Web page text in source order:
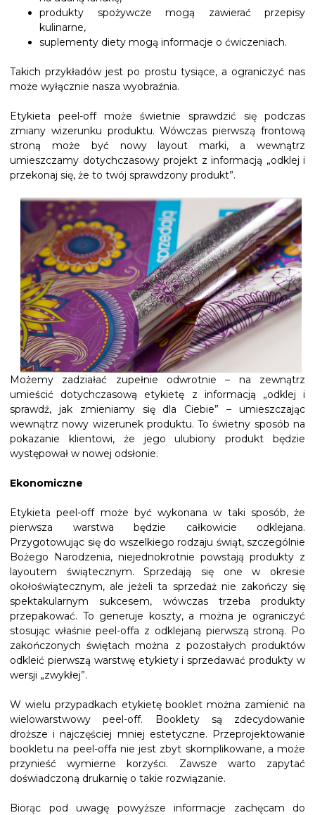
produkty spożywcze mogą zawierać przepisy
kulinarne,
suplementy diety mogą informacje o ćwiczeniach.
Takich przykładów jest po prostu tysiące, a ograniczyć nas
może wyłącznie nasza wyobraźnia.
Etykieta peel-off może świetnie sprawdzić się podczas
zmiany wizerunku produktu. Wówczas pierwszą frontową
stroną może być nowy layout marki, a wewnątrz
umieszczamy dotychczasowy projekt z informacją „odklej i
przekonaj się, że to twój sprawdzony produkt”.
Możemy zadziałać zupełnie odwrotnie – na zewnątrz
umieścić dotychczasową etykietę z informacją „odklej i
sprawdź, jak zmieniamy się dla Ciebie” – umieszczając
wewnątrz nowy wizerunek produktu. To świetny sposób na
pokazanie klientowi, że jego ulubiony produkt będzie
występował w nowej odsłonie.
Ekonomiczne
Etykieta peel-off może być wykonana w taki sposób, że
pierwsza warstwa będzie całkowicie odklejana.
Przygotowując się do wszelkiego rodzaju świąt, szczególnie
Bożego Narodzenia, niejednokrotnie powstają produkty z
layoutem świątecznym. Sprzedają się one w okresie
okołoświątecznym, ale jeżeli ta sprzedaż nie zakończy się
spektakularnym sukcesem, wówczas trzeba produkty
przepakować. To generuje koszty, a można je ograniczyć
stosując właśnie peel-offa z odklejaną pierwszą stroną. Po
zakończonych świętach można z pozostałych produktów
odkleić pierwszą warstwę etykiety i sprzedawać produkty w
wersji „zwykłej”.
W wielu przypadkach etykietę booklet można zamienić na
wielowarstwowy peel-off. Booklety są zdecydowanie
droższe i najczęściej mniej estetyczne. Przeprojektowanie
bookletu na peel-offa nie jest zbyt skomplikowane, a może
przynieść wymierne korzyści. Zawsze warto zapytać
doświadczoną drukarnię o takie rozwiązanie.
Biorąc pod uwagę powyższe informacje zachęcam do